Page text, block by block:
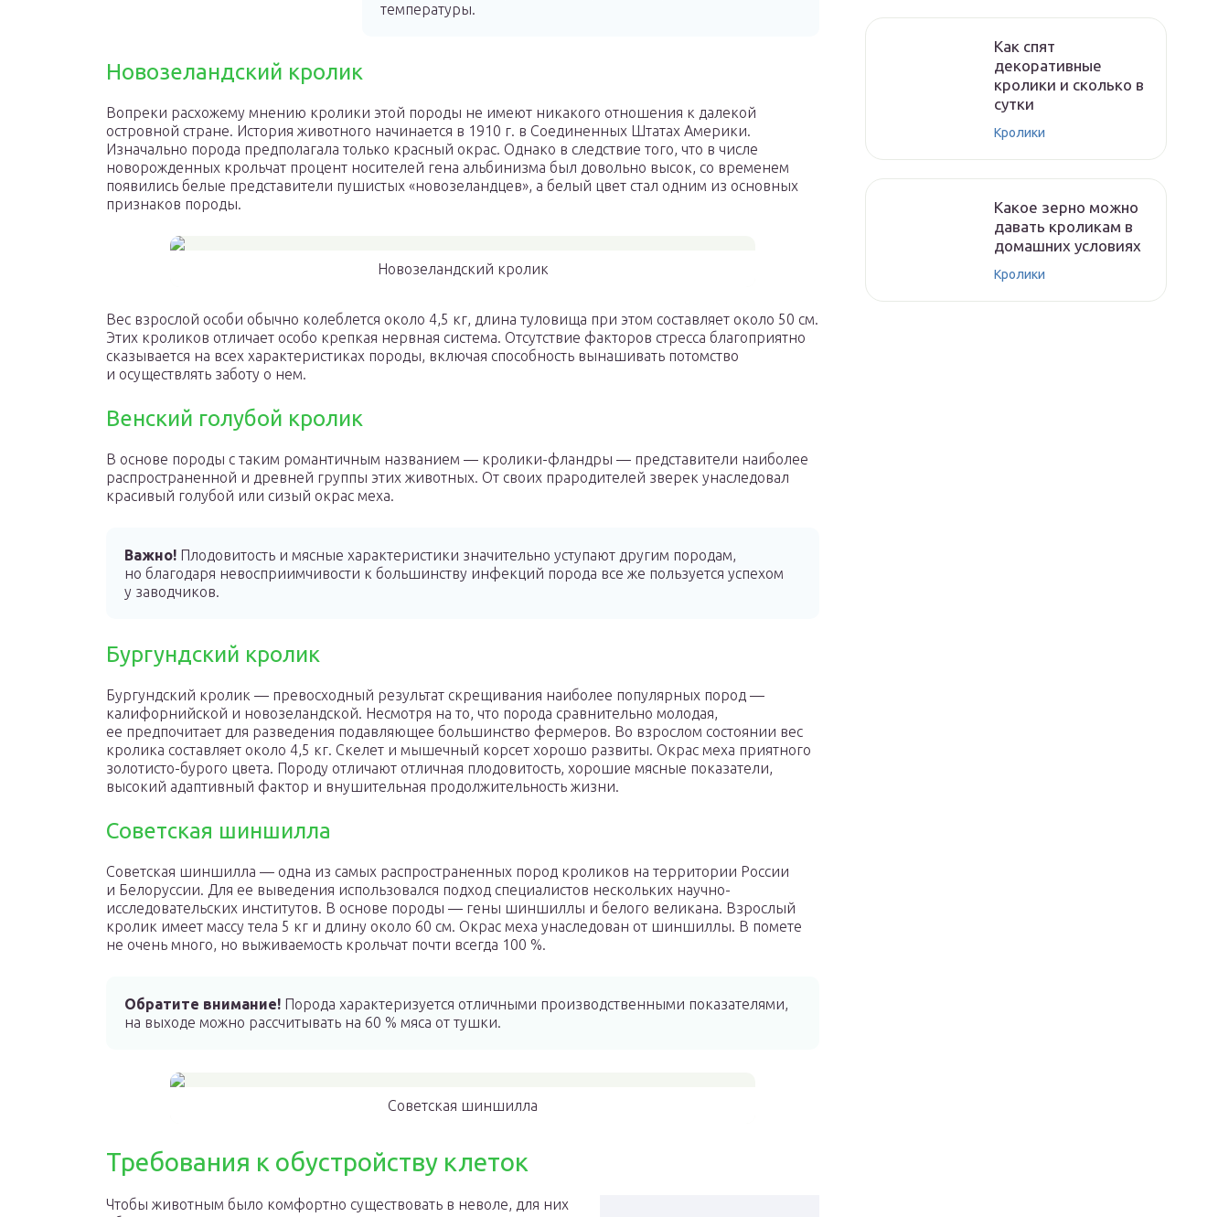
температуры.
Новозеландский кролик
Вопреки расхожему мнению кролики этой породы не имеют никакого отношения к далекой
островной стране. История животного начинается в 1910 г. в Соединенных Штатах Америки.
Изначально порода предполагала только красный окрас. Однако в следствие того, что в числе
новорожденных крольчат процент носителей гена альбинизма был довольно высок, со временем
появились белые представители пушистых «новозеландцев», а белый цвет стал одним из основных
признаков породы.
Новозеландский кролик
Вес взрослой особи обычно колеблется около 4,5 кг, длина туловища при этом составляет около 50 см.
Этих кроликов отличает особо крепкая нервная система. Отсутствие факторов стресса благоприятно
сказывается на всех характеристиках породы, включая способность вынашивать потомство
и осуществлять заботу о нем.
Венский голубой кролик
В основе породы с таким романтичным названием — кролики-фландры — представители наиболее
распространенной и древней группы этих животных. От своих прародителей зверек унаследовал
красивый голубой или сизый окрас меха.
Важно! Плодовитость и мясные характеристики значительно уступают другим породам,
но благодаря невосприимчивости к большинству инфекций порода все же пользуется успехом
у заводчиков.
Бургундский кролик
Бургундский кролик — превосходный результат скрещивания наиболее популярных пород —
калифорнийской и новозеландской. Несмотря на то, что порода сравнительно молодая,
ее предпочитает для разведения подавляющее большинство фермеров. Во взрослом состоянии вес
кролика составляет около 4,5 кг. Скелет и мышечный корсет хорошо развиты. Окрас меха приятного
золотисто-бурого цвета. Породу отличают отличная плодовитость, хорошие мясные показатели,
высокий адаптивный фактор и внушительная продолжительность жизни.
Советская шиншилла
Советская шиншилла — одна из самых распространенных пород кроликов на территории России
и Белоруссии. Для ее выведения использовался подход специалистов нескольких научно-
исследовательских институтов. В основе породы — гены шиншиллы и белого великана. Взрослый
кролик имеет массу тела 5 кг и длину около 60 см. Окрас меха унаследован от шиншиллы. В помете
не очень много, но выживаемость крольчат почти всегда 100 %.
Обратите внимание! Порода характеризуется отличными производственными показателями,
на выходе можно рассчитывать на 60 % мяса от тушки.
Советская шиншилла
Требования к обустройству клеток
Чтобы животным было комфортно существовать в неволе, для них
Как спят
декоративные
кролики и сколько в
сутки
Кролики
Какое зерно можно
давать кроликам в
домашних условиях
Кролики